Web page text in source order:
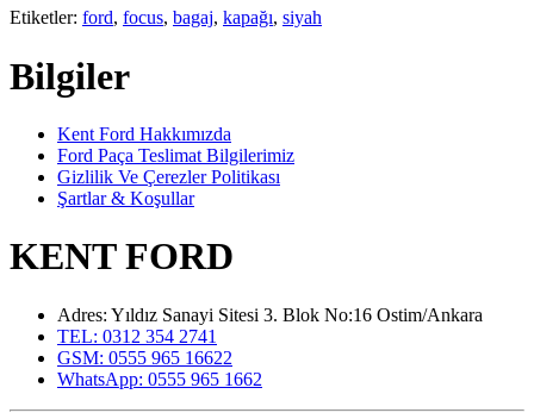
Etiketler: ford, focus, bagaj, kapağı, siyah
Bilgiler
Kent Ford Hakkımızda
Ford Paça Teslimat Bilgilerimiz
Gizlilik Ve Çerezler Politikası
Şartlar & Koşullar
KENT FORD
Adres: Yıldız Sanayi Sitesi 3. Blok No:16 Ostim/Ankara
TEL: 0312 354 2741
GSM: 0555 965 16622
WhatsApp: 0555 965 1662